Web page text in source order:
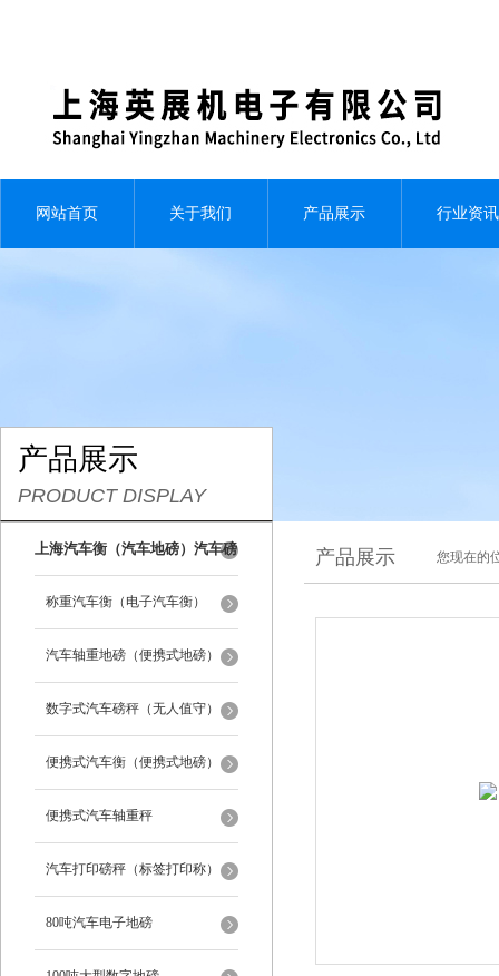
网站首页 关于我们 产品展示 行业资讯
产品展示
PRODUCT DISPLAY
上海汽车衡（汽车地磅）汽车磅
秤称重汽车衡（电子汽车衡）
汽车轴重地磅（便携式地磅）
数字式汽车磅秤（无人值守）
便携式汽车衡（便携式地磅）
便携式汽车轴重秤
汽车打印磅秤（标签打印称）
80吨汽车电子地磅
产品展示 您现在的